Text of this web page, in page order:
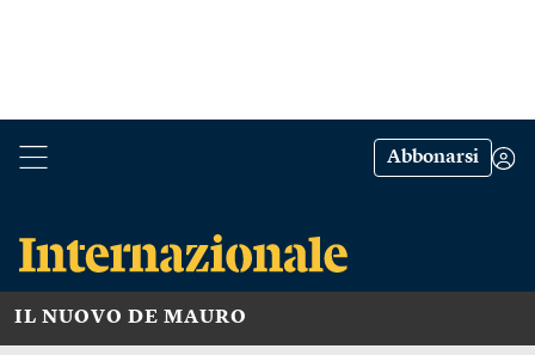
Abbonarsi
IL NUOVO DE MAURO